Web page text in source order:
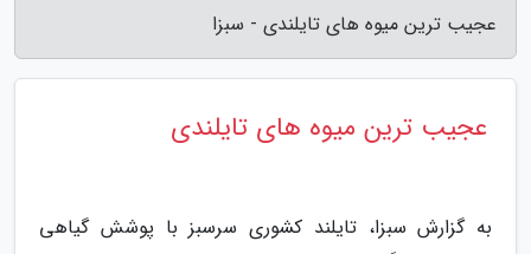
عجیب ترین میوه های تایلندی - سبزا
عجیب ترین میوه های تایلندی
به گزارش سبزا، تایلند کشوری سرسبز با پوشش گیاهی